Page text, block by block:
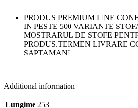
PRODUS PREMIUM LINE
IN PESTE 500 VARIANTE
MOSTRARUL DE STOFE
PRODUS.TERMEN LIVRARE
SAPTAMANI
Additional information
Lungime 253